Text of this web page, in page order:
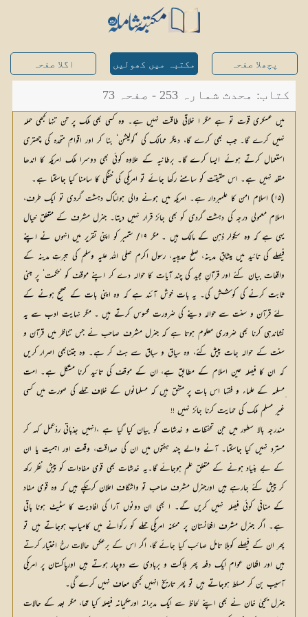
پچھلا صفحہ مکتبہ میں کھولیں اگلا صفحہ
کتاب: محدث شمارہ 253 - صفحہ 73
میں عسکری قوت تو ہے مگر ا خلاقی طاقت نہیں ہے۔ وہ کسی بھی ملک پر تن تنہا کبھی حملہ
نہیں کرے گا۔ جب بھی کرے گا، دیگر ممالک کی ’کولیشن‘ بنا کر اور اقوامِ متحدہ کی چھتری
استعمال کرتے ہوئے ایسا کرے گا۔ برطانیہ کے علاوہ کوئی بھی دوسرا ملک امریکہ کا اندھا
مقلد نہیں ہے۔ اس حقیقت کو سامنے رکھا جائے تو امریکی کی خفگی کا سامنا کیا جاسکتا ہے۔
(۱۵) اسلام امن کا علمبردار ہے۔ امریکہ میں ہونے والی ہولناک دہشت گردی تو ایک طرف،
اسلام معمولی درجہ کی دہشت گردی کو بھی جائز قرار نہیں دیتا۔ جنرل مشرف کے متعلق خیال
یہی ہے کہ وہ سیکولر ذہن کے مالک ہیں ۔ مگر ۱۹/ ستمبر کو اپنی تقریر میں انہوں نے اپنے
فیصلے کی تائید میں میثاقِ مدینہ، صلح حدیبیہ، رسول اکرم صلی اللہ علیہ وسلم کی ہجرتِ مدینہ کے
واقعات بیان کئے اور قرآنِ مجید کی چند آیات کا حوالہ دے کر اپنے موقف کو ’حکمت‘ پر مبنی
ثابت کرنے کی کوشش کی۔ یہ بات خوش آئند ہے کہ وہ اپنی بات کے صحیح ہونے کے
لئے قرآن و سنت سے حوالہ دینے کی ضرورت محسوس کرتے ہیں ۔ مگر نہایت ادب سے یہ
نشاندہی کرنا بھی ضروری معلوم ہوتا ہے کہ جنرل مشرف صاحب نے جس تناظر میں قرآن و
سنت کے حوالہ جات پیش کئے، وہ سیاق و سباق سے ہٹ کر ہے۔ وہ جتنابھی اصرار کریں
کہ ان کا فیصلہ عین اسلام کے مطابق ہے، ان کے موقف کی تائید کرنا مشکل ہے۔ امت
ِمسلمہ کے علماء و فقہا اس بات پر متفق ہیں کہ مسلمانوں کے خلاف حملے کی صورت میں کسی
غیر مسلم ملک کی حمایت کرنا جائز نہیں !!
مندرجہ بالا سطور میں جن تحفظات و خدشات کو بیان کیا گیا ہے ،انہیں جذباتی ردّعمل کہہ کر
مسترد نہیں کیا جاسکتا۔ آنے والے چند ہفتوں میں ان کی صداقت، وقعت اور اہمیت یا ان
کے بے بنیاد ہونے کے متعلق علم ہوجائے گا۔یہ خدشات بھی قومی مفادات کو پیش نظر رکھ
کر پیش کئے جارہے ہیں اورجنرل مشرف صاحب تو واشگاف اعلان کرچکے ہیں کہ وہ قومی مفاد
کے منافی کوئی فیصلہ نہیں کریں گے۔ ا بھی ان دونوں آرا کی افادیت کا سٹیٹ ہونا باقی
ہے۔ اگر جنرل مشرف افغانستان پر ممکنہ امریکی حملے کو رکوانے میں کامیاب ہوجاتے ہیں تو
پھر ان کے فیصلے کوبلا تامل صائب کیا جائے گا، اگر اس کے برعکس حالات رخ اختیار کرتے
ہیں اور افغان عوام ایک دفعہ پھر ہلاکت و بربادی سے دوچار ہوتے ہیں اورپاکستان پر امریکی
آسیب بن کر مسلط ہوجاتے ہیں تو پھر تاریخ انہیں کبھی معاف نہیں کرے گی۔
جنرل یحییٰ خان نے بھی اپنے لحاظ سے ایک مدبرانہ اورحکیمانہ فیصلہ کیا تھا، مگر بعد کے حالات